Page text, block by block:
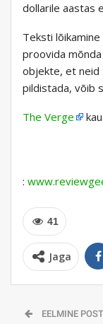
dollarile aastas
Teksti
proovida
objekte, et neid
pildistada, võib
The Verge
:
41
Jaga
EELMINE